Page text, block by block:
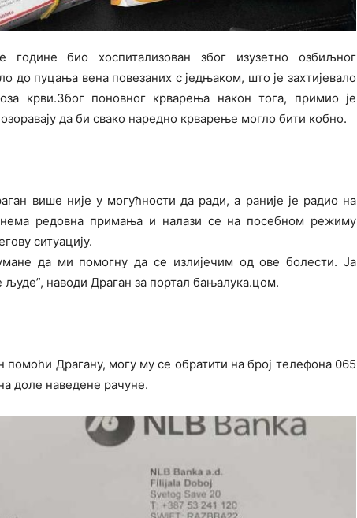
године био хоспитализован због изузетно озбиљног
до пуцања вена повезаних с једњаком, што је захтијевало
крви.Због поновног крварења након тога, примио је
да би свако наредно крварење могло бити кобно.
више није у могућности да ради, а раније је радио на
редовна примања и налази се на посебном режиму
ситуацију.
да ми помогну да се излијечим од ове болести. Ја
људе”, наводи Драган за портал бањалука.цом.
помоћи Драгану, могу му се обратити на број телефона 065
доле наведене рачуне.